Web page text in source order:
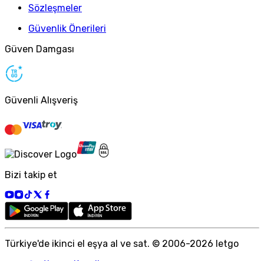
Sözleşmeler
Güvenlik Önerileri
Güven Damgası
Güvenli Alışveriş
Bizi takip et
Türkiye'de ikinci el eşya al ve sat. © 2006-2026 letgo